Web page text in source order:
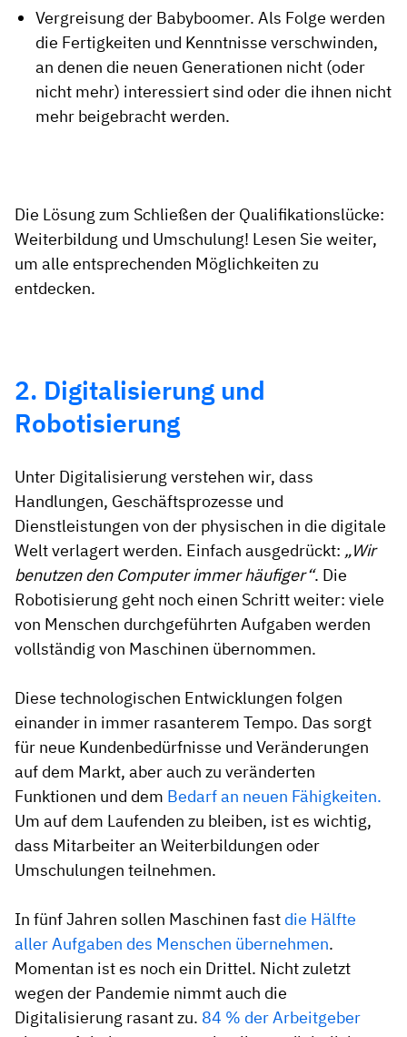
Vergreisung der Babyboomer. Als Folge werden
die Fertigkeiten und Kenntnisse verschwinden,
an denen die neuen Generationen nicht (oder
nicht mehr) interessiert sind oder die ihnen nicht
mehr beigebracht werden.
Die Lösung zum Schließen der Qualifikationslücke:
Weiterbildung und Umschulung! Lesen Sie weiter,
um alle entsprechenden Möglichkeiten zu
entdecken.
2. Digitalisierung und
Robotisierung
Unter Digitalisierung verstehen wir, dass
Handlungen, Geschäftsprozesse und
Dienstleistungen von der physischen in die digitale
Welt verlagert werden. Einfach ausgedrückt: „Wir
benutzen den Computer immer häufiger“. Die
Robotisierung geht noch einen Schritt weiter: viele
von Menschen durchgeführten Aufgaben werden
vollständig von Maschinen übernommen.
Diese technologischen Entwicklungen folgen
einander in immer rasanterem Tempo. Das sorgt
für neue Kundenbedürfnisse und Veränderungen
auf dem Markt, aber auch zu veränderten
Funktionen und dem Bedarf an neuen Fähigkeiten.
Um auf dem Laufenden zu bleiben, ist es wichtig,
dass Mitarbeiter an Weiterbildungen oder
Umschulungen teilnehmen.
In fünf Jahren sollen Maschinen fast die Hälfte
aller Aufgaben des Menschen übernehmen.
Momentan ist es noch ein Drittel. Nicht zuletzt
wegen der Pandemie nimmt auch die
Digitalisierung rasant zu. 84 % der Arbeitgeber